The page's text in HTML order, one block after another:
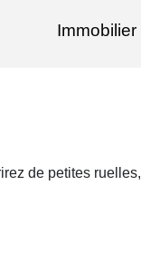
Immobilier
de petites